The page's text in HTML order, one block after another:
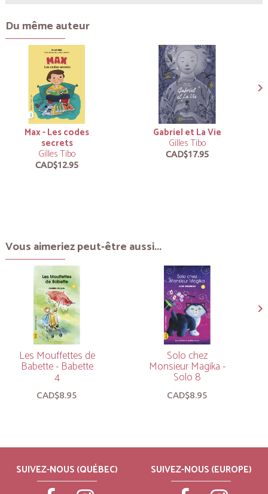
Du même auteur
Max - Les codes
secrets
Gilles Tibo
CAD$12.95
Gabriel et La Vie
Gilles Tibo
CAD$17.95
Vous aimeriez peut-être aussi...
Les Mouffettes de
Babette - Babette
4
CAD$8.95
Solo chez
Monsieur Magika -
Solo 8
CAD$8.95
SUIVEZ-NOUS (QUÉBEC) SUIVEZ-NOUS (EUROPE)